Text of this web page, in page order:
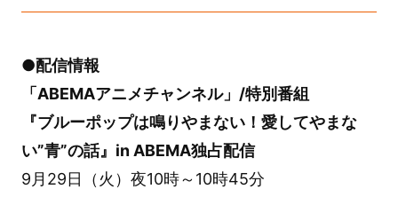
●配信情報
「ABEMAアニメチャンネル」/特別番組
『ブルーポップは鳴りやまない！愛してやまな
い”青”の話』in ABEMA独占配信
9月29日（火）夜10時～10時45分